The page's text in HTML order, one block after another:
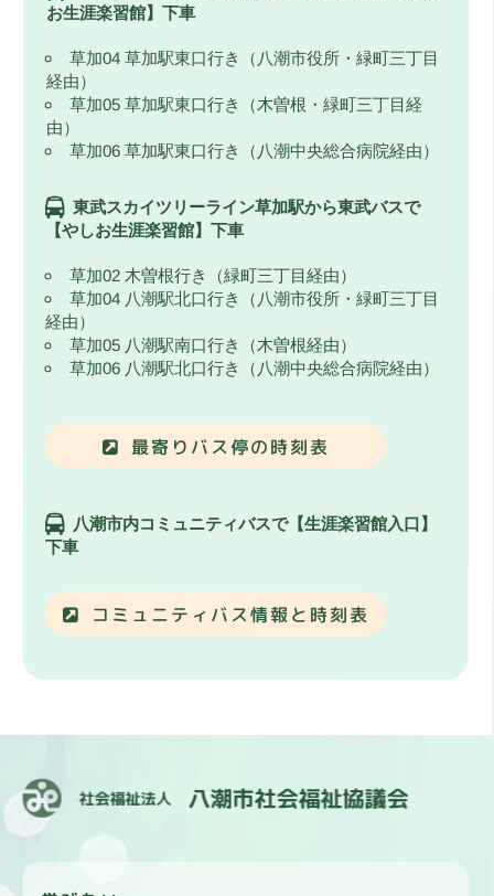
お生涯楽習館】下車
草加04 草加駅東口行き（八潮市役所・緑町三丁目
経由）
草加05 草加駅東口行き（木曽根・緑町三丁目経
由）
草加06 草加駅東口行き（八潮中央総合病院経由）
東武スカイツリーライン草加駅から東武バスで
【やしお生涯楽習館】下車
草加02 木曽根行き（緑町三丁目経由）
草加04 八潮駅北口行き（八潮市役所・緑町三丁目
経由）
草加05 八潮駅南口行き（木曽根経由）
草加06 八潮駅北口行き（八潮中央総合病院経由）
最寄りバス停の時刻表
八潮市内コミュニティバスで【生涯楽習館入口】
下車
コミュニティバス情報と時刻表